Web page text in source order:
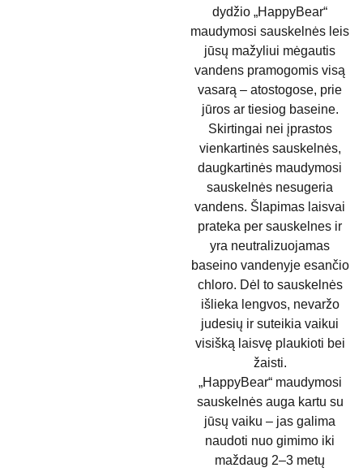
dydžio „HappyBear“
maudymosi sauskelnės leis
jūsų mažyliui mėgautis
vandens pramogomis visą
vasarą – atostogose, prie
jūros ar tiesiog baseine.
Skirtingai nei įprastos
vienkartinės sauskelnės,
daugkartinės maudymosi
sauskelnės nesugeria
vandens. Šlapimas laisvai
prateka per sauskelnes ir
yra neutralizuojamas
baseino vandenyje esančio
chloro. Dėl to sauskelnės
išlieka lengvos, nevaržo
judesių ir suteikia vaikui
visišką laisvę plaukioti bei
žaisti.
„HappyBear“ maudymosi
sauskelnės auga kartu su
jūsų vaiku – jas galima
naudoti nuo gimimo iki
maždaug 2–3 metų